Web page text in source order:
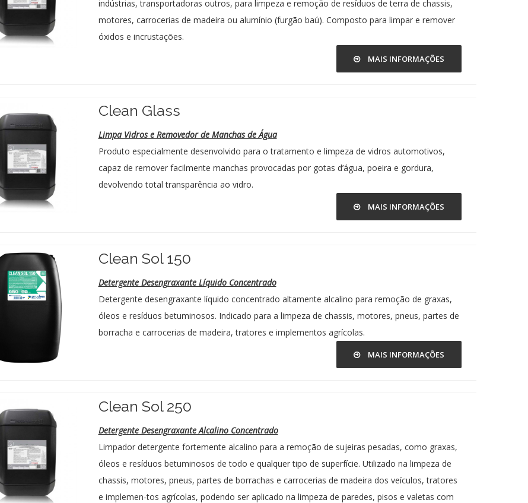
indústrias, transportadoras outros, para limpeza e remoção de resíduos de terra de chassis,
motores, carrocerias de madeira ou alumínio (furgão baú). Composto para limpar e remover
óxidos e incrustações.
MAIS INFORMAÇÕES
Clean Glass
Limpa Vidros e Removedor de Manchas de Água
Produto especialmente desenvolvido para o tratamento e limpeza de vidros automotivos,
capaz de remover facilmente manchas provocadas por gotas d’água, poeira e gordura,
devolvendo total transparência ao vidro.
MAIS INFORMAÇÕES
Clean Sol 150
Detergente Desengraxante Líquido Concentrado
Detergente desengraxante líquido concentrado altamente alcalino para remoção de graxas,
óleos e resíduos betuminosos. Indicado para a limpeza de chassis, motores, pneus, partes de
borracha e carrocerias de madeira, tratores e implementos agrícolas.
MAIS INFORMAÇÕES
Clean Sol 250
Detergente Desengraxante Alcalino Concentrado
Limpador detergente fortemente alcalino para a remoção de sujeiras pesadas, como graxas,
óleos e resíduos betuminosos de todo e qualquer tipo de superfície. Utilizado na limpeza de
chassis, motores, pneus, partes de borrachas e carrocerias de madeira dos veículos, tratores
e implemen-tos agrícolas, podendo ser aplicado na limpeza de paredes, pisos e valetas com